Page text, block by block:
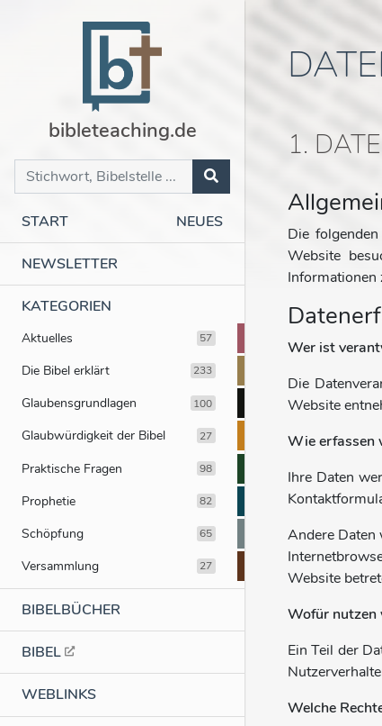
bibleteaching.de
START NEUES
NEWSLETTER
KATEGORIEN
Aktuelles 57
Die Bibel erklärt 233
Glaubensgrundlagen 100
Glaubwürdigkeit der Bibel 27
Praktische Fragen 98
Prophetie 82
Schöpfung 65
Versammlung 27
BIBELBÜCHER
BIBEL
WEBLINKS
1.
Die
Website
Informationen
Wer ist
Die
Website
Wie erfassen
Ihre Daten
Andere Daten
Website
Wofür nutzen
Ein Teil der
Welche